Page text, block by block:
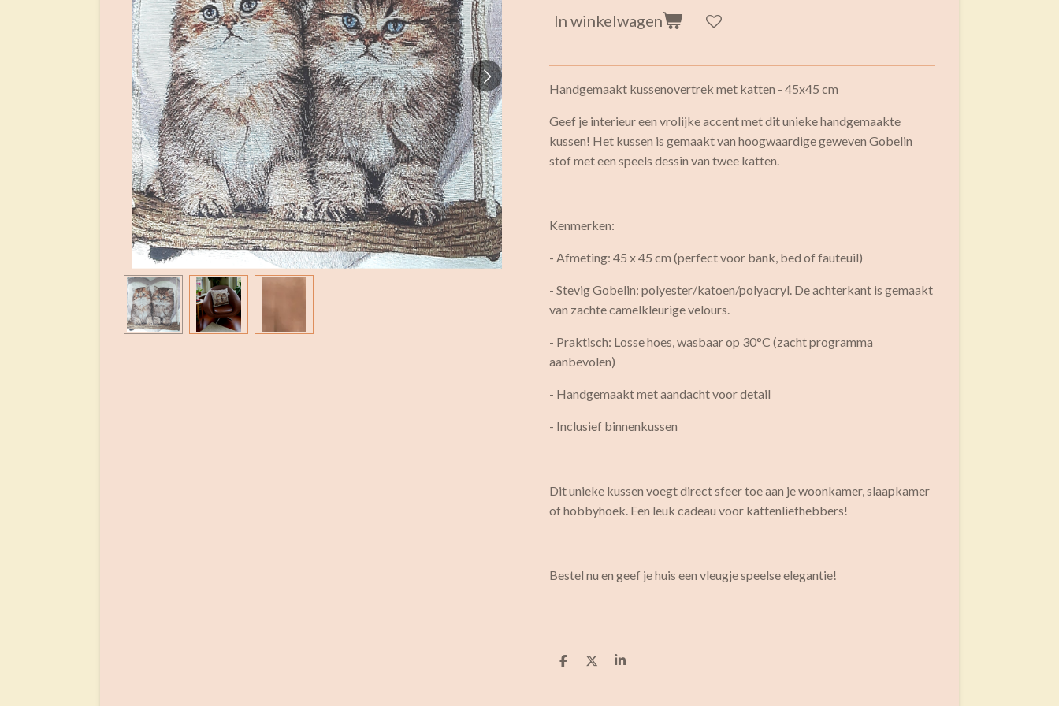
In winkelwagen
Handgemaakt kussenovertrek met katten - 45x45 cm
Geef je interieur een vrolijke accent met dit unieke handgemaakte
kussen! Het kussen is gemaakt van hoogwaardige geweven Gobelin
stof met een speels dessin van twee katten.
Kenmerken:
- Afmeting: 45 x 45 cm (perfect voor bank, bed of fauteuil)
- Stevig Gobelin: polyester/katoen/polyacryl. De achterkant is gemaakt
van zachte camelkleurige velours.
- Praktisch: Losse hoes, wasbaar op 30°C (zacht programma
aanbevolen)
- Handgemaakt met aandacht voor detail
- Inclusief binnenkussen
Dit unieke kussen voegt direct sfeer toe aan je woonkamer, slaapkamer
of hobbyhoek. Een leuk cadeau voor kattenliefhebbers!
Bestel nu en geef je huis een vleugje speelse elegantie!
D
D
S